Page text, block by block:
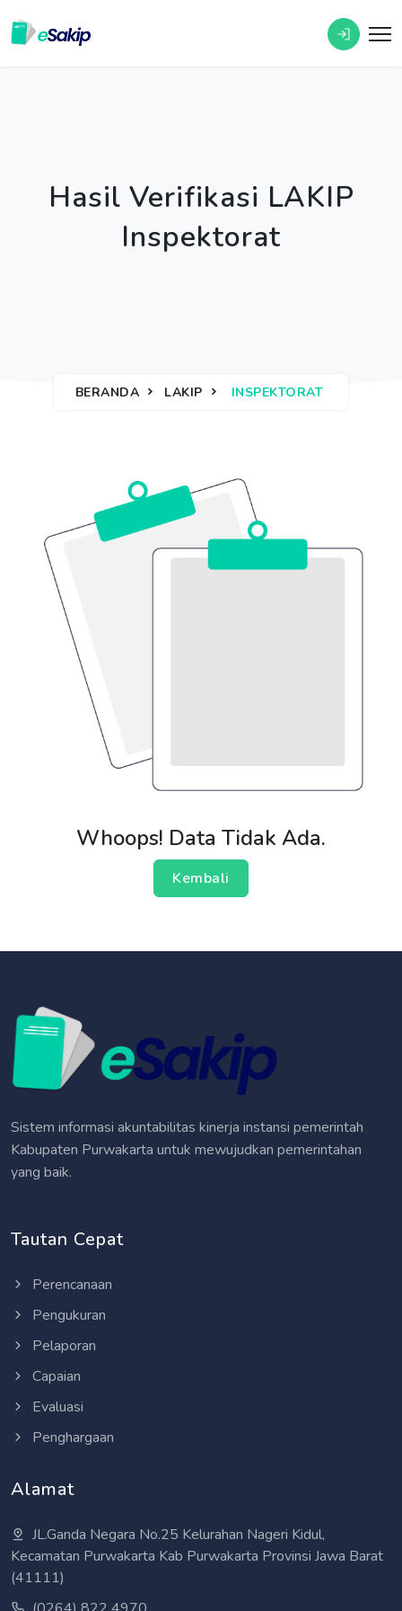
Hasil Verifikasi LAKIP
Inspektorat
BERANDA LAKIP INSPEKTORAT
Whoops! Data Tidak Ada.
Kembali
Sistem informasi akuntabilitas kinerja instansi pemerintah
Kabupaten Purwakarta untuk mewujudkan pemerintahan
yang baik.
Tautan Cepat
Perencanaan
Pengukuran
Pelaporan
Capaian
Evaluasi
Penghargaan
Alamat
JL.Ganda Negara No.25 Kelurahan Nageri Kidul,
Kecamatan Purwakarta Kab Purwakarta Provinsi Jawa Barat
(41111)